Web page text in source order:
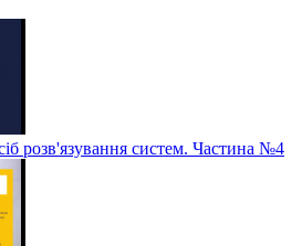
розв'язування систем. Частина №4